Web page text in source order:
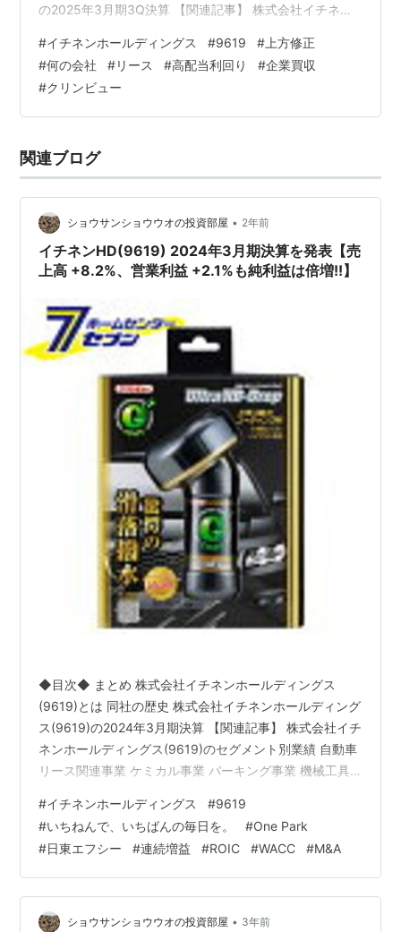
の2025年3月期3Q決算 【関連記事】 株式会社イチネン
ス関連事業 ケミカル事業 パーキング事業 機械工具販売
事業 合成樹脂事業 農業関連事業 その他事業 株式会社イ
チネンホールディングス(9619)の配当利回り 株式会社イ
チネンホールディングス(9619)の株主優待 ブログをご覧
#イチネンホールディングス #9619 # 上方修正
#何の会社 #リース #高配当利回り #企業買収
#クリンビュー
関連ブログ
ショウサンショウウオの投資部屋 • 2年前
イチネンHD(9619) 2024年3月期決算を発表【売
上高 +8.2%、営業利益 +2.1%も純利益は倍増!!】
◆目次◆ まとめ 株式会社イチネンホールディングス
(9619)とは 同社の歴史 株式会社イチネンホールディング
ス(9619)の2024年3月期決算 【関連記事】 株式会社イチ
ネンホールディングス(9619)のセグメント別業績 自動車
リース関連事業 ケミカル事業 パーキング事業 機械工具
社イチネンホールディングス(9619)の2025年3月期業績
予想 【関連記事】 株式会社イチネンホールディングス
(9619)の配当利回り 株式会社イチネンホールディングス
(9619)の株主優待 ブログをご覧頂き、ありがとうござい
ます。 株式会社イチネンホール…
#イチネンホールディングス #9619
#いちねんで、いちばんの毎日を。 #One Park
#日東エフシー #連続増益 #ROIC #WACC #M&A
ショウサンショウウオの投資部屋 • 3年前